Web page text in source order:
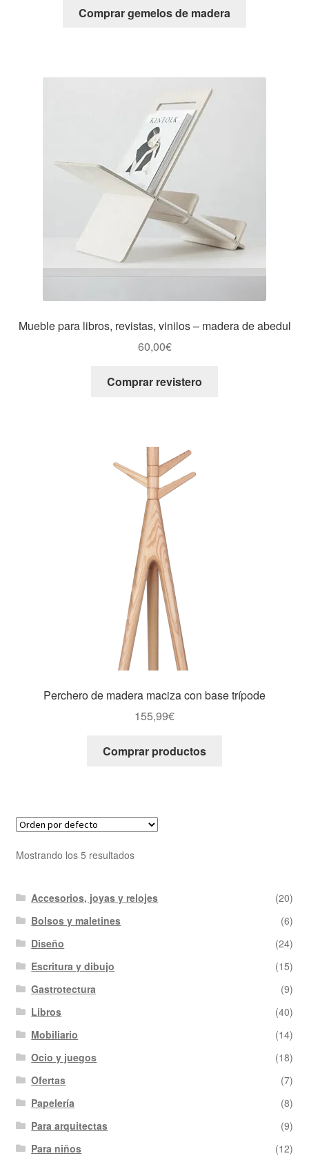
Comprar gemelos de madera
Mueble para libros, revistas, vinilos – madera de abedul
60,00€
Comprar revistero
Perchero de madera maciza con base trípode
155,99€
Comprar productos
Mostrando los 5 resultados
Accesorios, joyas y relojes
(20)
Bolsos y maletines
(6)
Diseño
(24)
Escritura y dibujo
(15)
Gastrotectura
(9)
Libros
(40)
Mobiliario
(14)
Ocio y juegos
(18)
Ofertas
(7)
Papelería
(8)
Para arquitectas
(9)
Para niños
(12)